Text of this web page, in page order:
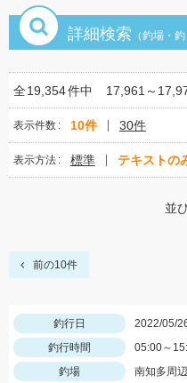
詳細検索 （釣場・
全19,354件中 17,961～
表示件数 10件 30件
表示方法 標準 テキストの
並
前の10件
釣行日
2022/05/
釣行時間
05:00～
釣場
南知多周辺